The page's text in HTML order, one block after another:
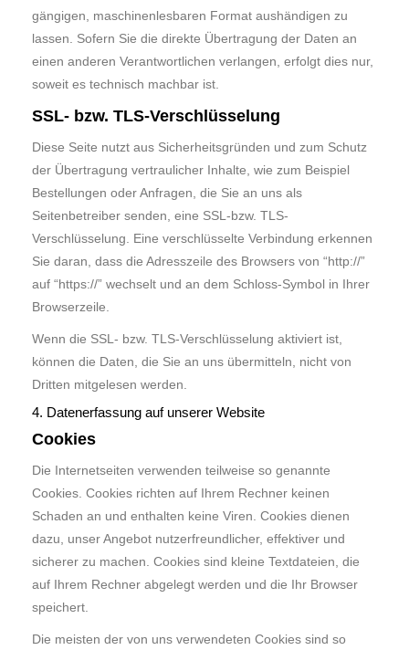
gängigen, maschinenlesbaren Format aushändigen zu
lassen. Sofern Sie die direkte Übertragung der Daten an
einen anderen Verantwortlichen verlangen, erfolgt dies nur,
soweit es technisch machbar ist.
SSL- bzw. TLS-Verschlüsselung
Diese Seite nutzt aus Sicherheitsgründen und zum Schutz
der Übertragung vertraulicher Inhalte, wie zum Beispiel
Bestellungen oder Anfragen, die Sie an uns als
Seitenbetreiber senden, eine SSL-bzw. TLS-
Verschlüsselung. Eine verschlüsselte Verbindung erkennen
Sie daran, dass die Adresszeile des Browsers von “http://”
auf “https://” wechselt und an dem Schloss-Symbol in Ihrer
Browserzeile.
Wenn die SSL- bzw. TLS-Verschlüsselung aktiviert ist,
können die Daten, die Sie an uns übermitteln, nicht von
Dritten mitgelesen werden.
4. Datenerfassung auf unserer Website
Cookies
Die Internetseiten verwenden teilweise so genannte
Cookies. Cookies richten auf Ihrem Rechner keinen
Schaden an und enthalten keine Viren. Cookies dienen
dazu, unser Angebot nutzerfreundlicher, effektiver und
sicherer zu machen. Cookies sind kleine Textdateien, die
auf Ihrem Rechner abgelegt werden und die Ihr Browser
speichert.
Die meisten der von uns verwendeten Cookies sind so